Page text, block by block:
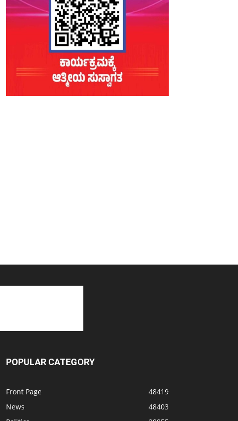
POPULAR CATEGORY
Front Page
48419
News
48403